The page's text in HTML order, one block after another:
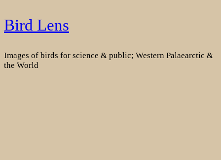
Skip
to
Bird Lens
Images of birds for science & public; Western Palaearctic &
the World